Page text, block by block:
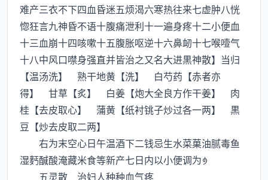
难产三衣不下四血昏迷五烦渴六寒热往来七虚肿八恍
惚狂言九神昏不语十腹痛泄利十一遍身疼十二小便血
十三血崩十四咳嗽十五腹胀呕逆十六鼻衂十七喉噎气
十八中风口噤身强直并皆治之又名大进黒神散】当归
【温汤洗】 熟干地黄【洗】 白芍药【赤者亦
得】 甘草【炙】 白姜【炮大全良方作干姜】 肉
桂【去皮取心】 蒲黄【纸衬铫子炒过各一两】 黒
豆【炒去皮取二两】
右为末空心日午温酒下二钱忌生水菜菓油腻毒鱼
湿麫醎酸淹藏米食等新产七日内以小便调为
五灵散 治妇人种种血气疼